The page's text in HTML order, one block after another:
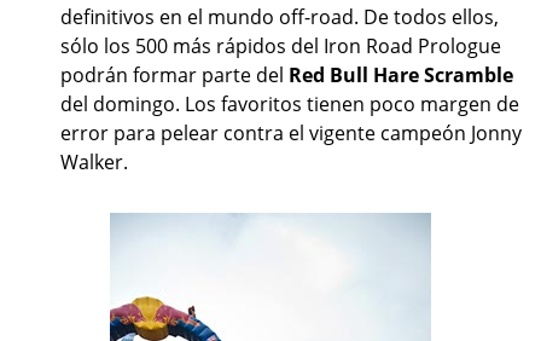
definitivos en el mundo off-road. De todos ellos,
sólo los 500 más rápidos del Iron Road Prologue
podrán formar parte del Red Bull Hare Scramble
del domingo. Los favoritos tienen poco margen de
error para pelear contra el vigente campeón Jonny
Walker.